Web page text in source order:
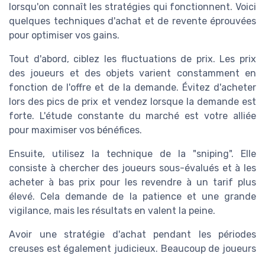
lorsqu'on connaît les stratégies qui fonctionnent. Voici
quelques techniques d'achat et de revente éprouvées
pour optimiser vos gains.
Tout d'abord, ciblez les fluctuations de prix. Les prix
des joueurs et des objets varient constamment en
fonction de l'offre et de la demande. Évitez d'acheter
lors des pics de prix et vendez lorsque la demande est
forte. L'étude constante du marché est votre alliée
pour maximiser vos bénéfices.
Ensuite, utilisez la technique de la "sniping". Elle
consiste à chercher des joueurs sous-évalués et à les
acheter à bas prix pour les revendre à un tarif plus
élevé. Cela demande de la patience et une grande
vigilance, mais les résultats en valent la peine.
Avoir une stratégie d'achat pendant les périodes
creuses est également judicieux. Beaucoup de joueurs